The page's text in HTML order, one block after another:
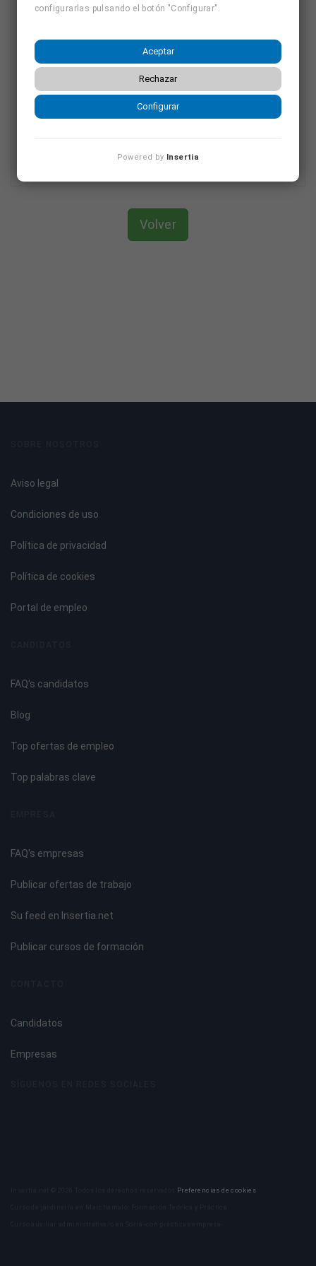
alumno/a obtendrá el certificado de la realización del
número de horas y fechas, para que puedas adjuntarlo a
tu CV.
Volver
Aviso legal
Condiciones de uso
Política de privacidad
Política de cookies
Portal de empleo
FAQ's candidatos
Blog
Top ofertas de empleo
Top palabras clave
FAQ's empresas
Publicar ofertas de trabajo
Su feed en Insertia.net
Publicar cursos de formación
Candidatos
Empresas
Preferencias de cookies
configurarlas pulsando el botón "Configurar".
Aceptar
Rechazar
Configurar
Powered by Insertia